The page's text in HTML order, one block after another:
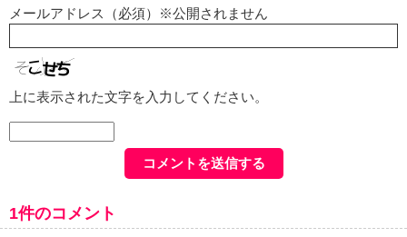
メールアドレス（必須）※公開されません
上に表示された文字を入力してください。
1件のコメント